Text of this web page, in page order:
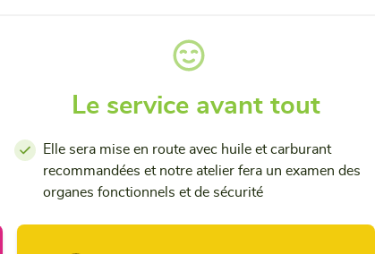
Le service avant tout
Elle sera mise en route avec huile et carburant
recommandées et notre atelier fera un examen des
organes fonctionnels et de sécurité